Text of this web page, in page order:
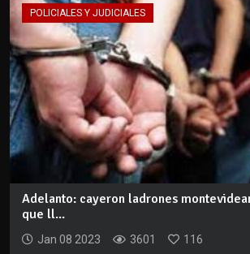
POLICIALES Y JUDICIALES
Adelanto: cayeron ladrones
que ll...
Jan 08 2023 3601 116